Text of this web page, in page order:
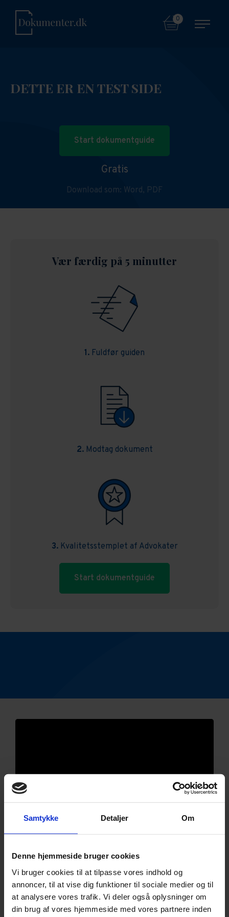
Samtykke Detaljer Om
Denne hjemmeside bruger cookies
Vi bruger cookies til at tilpasse vores indhold og
annoncer, til at vise dig funktioner til sociale medier og til
at analysere vores trafik. Vi deler også oplysninger om
din brug af vores hjemmeside med vores partnere inden
0
DETTE ER EN TEST SIDE
Start dokumentguide
Gratis
Download som: Word, PDF
Vær færdig på 5 minutter
1. Fuldfør guiden
2.Modtag dokument
3.Kvalitetsstemplet af Advokater
Start dokumentguide